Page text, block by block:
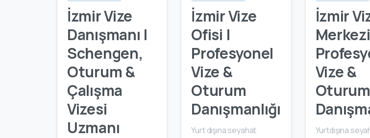
İzmir Vize
Danışmanı |
Schengen,
Oturum &
Çalışma
Vizesi
Uzmanı
İzmir Vize
Ofisi |
Profesyonel
Vize &
Oturum
Danışmanlığı
Yurt dışına seyahat
İzmir
Vize &
Oturum
Yurtdışına